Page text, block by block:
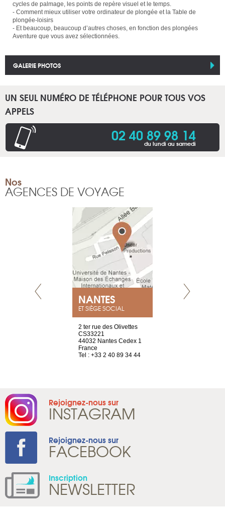
cycles de palmage, les points de repère visuel et le temps.
- Comment mieux utiliser votre ordinateur de plongée et la Table de
plongée-loisirs
- Et beaucoup, beaucoup d’autres choses, en fonction des plongées
Aventure que vous avez sélectionnées.
GALERIE PHOTOS
UN SEUL NUMÉRO DE TÉLÉPHONE POUR TOUS VOS
APPELS
02 40 89 98 14
du lundi au samedi
Nos
AGENCES DE VOYAGE
NANTES
ET SIÈGE SOCIAL
2 ter rue des Olivettes
CS33221
44032 Nantes Cedex 1
France
Tel : +33 2 40 89 34 44
Rejoignez-nous sur
INSTAGRAM
Rejoignez-nous sur
FACEBOOK
Inscription
NEWSLETTER